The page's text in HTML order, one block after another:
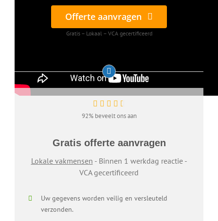
Offerte aanvragen
Gratis – Lokaal – VCA gecertificeerd
92% beveelt ons aan
Gratis offerte aanvragen
Lokale vakmensen - Binnen 1 werkdag reactie -
VCA gecertificeerd
Uw gegevens worden veilig en versleuteld
verzonden.